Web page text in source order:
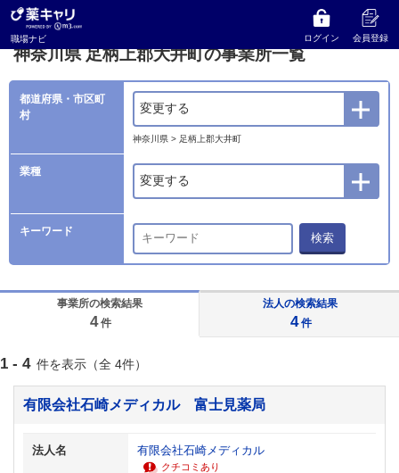
職場ナビ ログイン 会員登録
薬キャリ 職場ナビ 足柄上郡大井町の事業所一覧
神奈川県 足柄上郡大井町の事業所一覧
都道府県・市区町
村
変更する
神奈川県 > 足柄上郡大井町
業種
変更する
キーワード 検索
事業所の検索結果
4 件
法人の検索結果
4 件
1 - 4 件を表示（全 4件）
有限会社石崎メディカル 富士見薬局
法人名 有限会社石崎メディカル
クチコミあり